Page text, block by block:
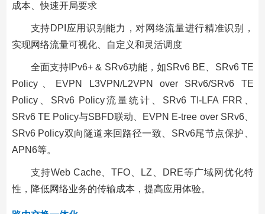
成本、快速开局要求
支持DPI应用识别能力，对网络流量进行精准识别，
实现网络流量可视化、自定义和灵活调度
全面支持IPv6+ & SRv6功能，如SRv6 BE、SRv6 TE
Policy、EVPN L3VPN/L2VPN over SRv6/SRv6 TE
Policy、SRv6 Policy流量统计、SRv6 TI-LFA FRR、
SRv6 TE Policy与SBFD联动、EVPN E-tree over SRv6、
SRv6 Policy双向隧道来回路径一致、SRv6尾节点保护、
APN6等。
支持Web Cache、TFO、LZ、DRE等广域网优化特
性，降低网络业务的传输成本，提高应用体验。